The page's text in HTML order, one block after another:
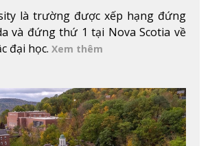
là trường được xếp hạng đứng
và đứng thứ 1 tại Nova Scotia về
đại học. Xem thêm